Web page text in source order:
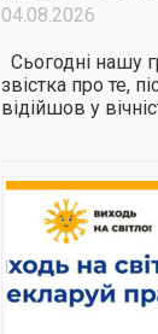
04.08.2026
Сьогодні нашу
звістка про те,
відійшов у